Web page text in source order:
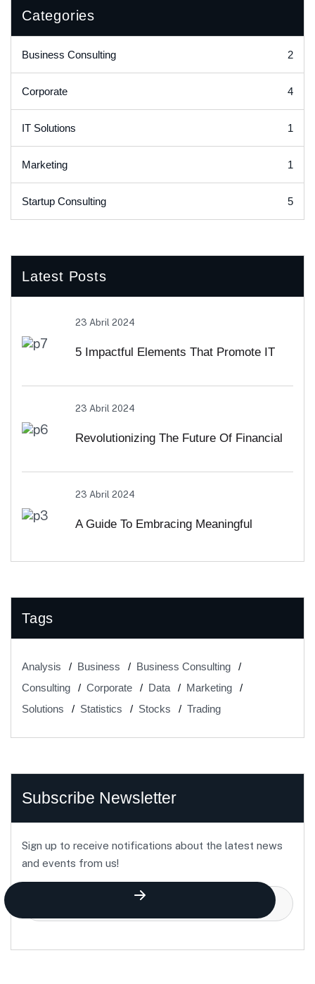
Categories
Business Consulting 2
Corporate 4
IT Solutions 1
Marketing 1
Startup Consulting 5
Latest Posts
23 Abril 2024
5 Impactful Elements That Promote IT
And Business
23 Abril 2024
Revolutionizing The Future Of Financial
Services
23 Abril 2024
A Guide To Embracing Meaningful
Tags
Analysis Business
Business Consulting
Consulting
Corporate Data
Marketing
Solutions
Statistics Stocks Trading
Subscribe Newsletter
Sign up to receive notifications about the latest news
and events from us!